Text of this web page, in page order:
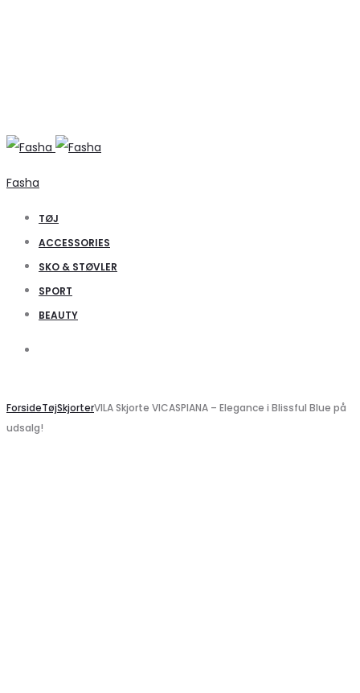
Fasha
TØJ
ACCESSORIES
SKO & STØVLER
SPORT
BEAUTY
ForsideTøjSkjorterVILA Skjorte VICASPIANA – Elegance i Blissful Blue på
udsalg!